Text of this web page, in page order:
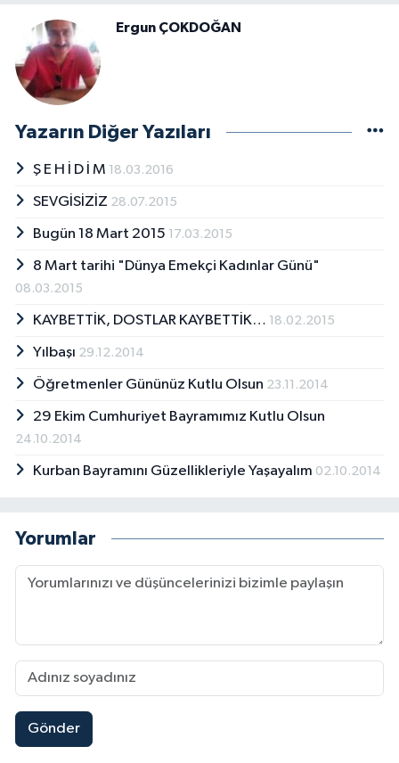
Ergun ÇOKDOĞAN
Yazarın Diğer Yazıları
Ş E H İ D İ M 18.03.2016
SEVGİSİZİZ 28.07.2015
Bugün 18 Mart 2015 17.03.2015
8 Mart tarihi "Dünya Emekçi Kadınlar Günü"
08.03.2015
KAYBETTİK, DOSTLAR KAYBETTİK… 18.02.2015
Yılbaşı 29.12.2014
Öğretmenler Gününüz Kutlu Olsun 23.11.2014
29 Ekim Cumhuriyet Bayramımız Kutlu Olsun
24.10.2014
Kurban Bayramını Güzellikleriyle Yaşayalım 02.10.2014
Yorumlar
Gönder